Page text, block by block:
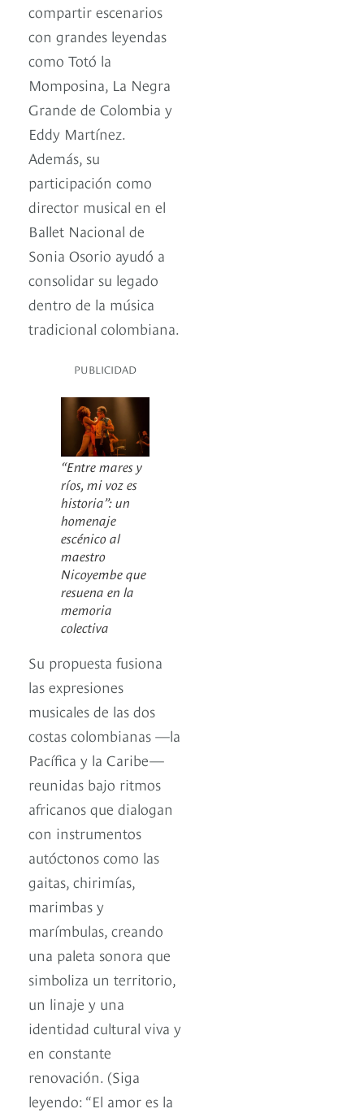
compartir escenarios
con grandes leyendas
como Totó la
Momposina, La Negra
Grande de Colombia y
Eddy Martínez.
Además, su
participación como
director musical en el
Ballet Nacional de
Sonia Osorio ayudó a
consolidar su legado
dentro de la música
tradicional colombiana.
PUBLICIDAD
“Entre mares y
ríos, mi voz es
historia”: un
homenaje
escénico al
maestro
Nicoyembe que
resuena en la
memoria
colectiva
Su propuesta fusiona
las expresiones
musicales de las dos
costas colombianas —la
Pacífica y la Caribe—
reunidas bajo ritmos
africanos que dialogan
con instrumentos
autóctonos como las
gaitas, chirimías,
marimbas y
marímbulas, creando
una paleta sonora que
simboliza un territorio,
un linaje y una
identidad cultural viva y
en constante
renovación. (Siga
leyendo: “El amor es la